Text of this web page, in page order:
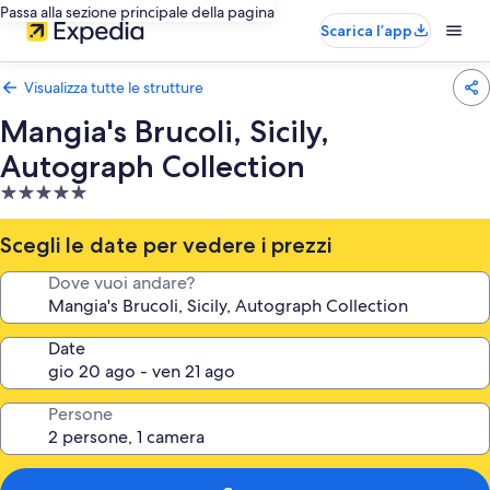
Passa alla sezione principale della pagina
Scarica l’app
Visualizza tutte le strutture
Mangia's Brucoli, Sicily,
Autograph Collection
Struttura
a
5.0
stelle
Scegli le date per vedere i prezzi
Dove vuoi andare?
Date
Persone